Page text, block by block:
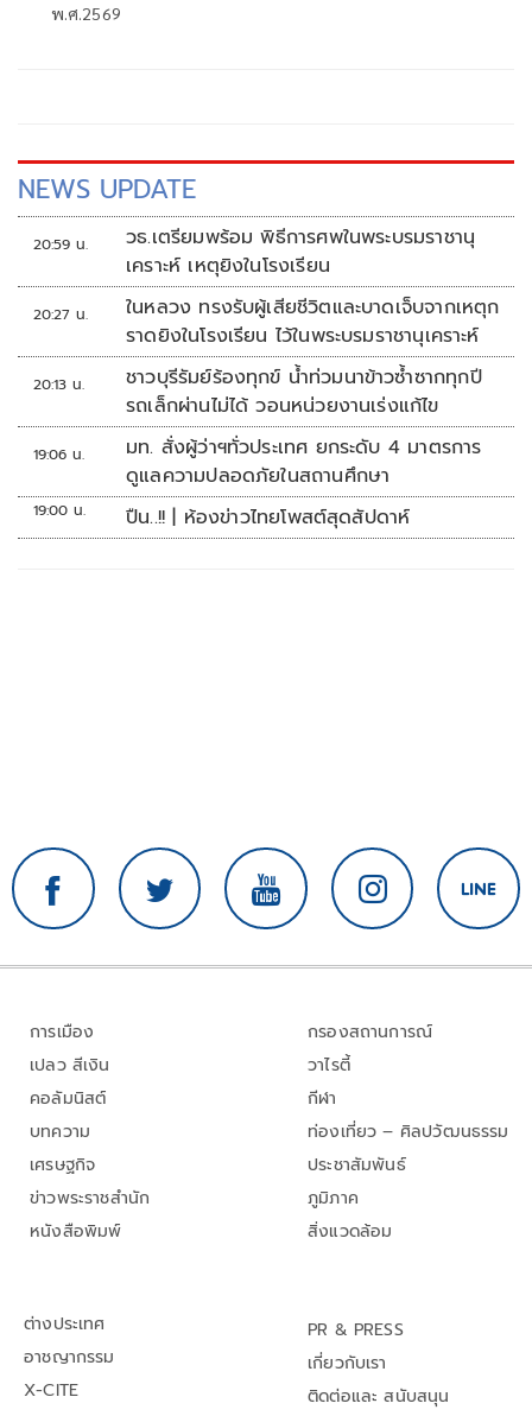
พ.ศ.2569
NEWS UPDATE
20:59 น.
วธ.เตรียมพร้อม พิธีการศพในพระบรมราชานุ
เคราะห์ เหตุยิงในโรงเรียน
20:27 น.
ในหลวง ทรงรับผู้เสียชีวิตและบาดเจ็บจากเหตุก
ราดยิงในโรงเรียน ไว้ในพระบรมราชานุเคราะห์
20:13 น.
ชาวบุรีรัมย์ร้องทุกข์ น้ำท่วมนาข้าวซ้ำซากทุกปี
รถเล็กผ่านไม่ได้ วอนหน่วยงานเร่งแก้ไข
19:06 น.
มท. สั่งผู้ว่าฯทั่วประเทศ ยกระดับ 4 มาตรการ
ดูแลความปลอดภัยในสถานศึกษา
19:00 น. ปืน..!! | ห้องข่าวไทยโพสต์สุดสัปดาห์
การเมือง
เปลว สีเงิน
คอลัมนิสต์
บทความ
เศรษฐกิจ
ข่าวพระราชสำนัก
หนังสือพิมพ์
กรองสถานการณ์
วาไรตี้
กีฬา
ท่องเที่ยว – ศิลปวัฒนธรรม
ประชาสัมพันธ์
ภูมิภาค
สิ่งแวดล้อม
ต่างประเทศ
อาชญากรรม
X-CITE
PR & PRESS
เกี่ยวกับเรา
ติดต่อและ สนับสนุน